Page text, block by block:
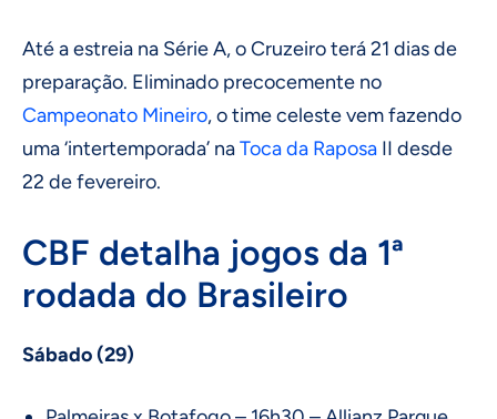
Até a estreia na Série A, o Cruzeiro terá 21 dias de
preparação. Eliminado precocemente no
Campeonato Mineiro, o time celeste vem fazendo
uma ‘intertemporada’ naToca da Raposa II desde
22 de fevereiro.
CBF detalha jogos da 1ª
rodada do Brasileiro
Sábado (29)